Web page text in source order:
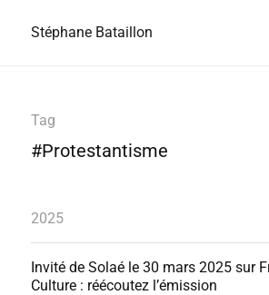
Stéphane Bataillon
Tag
#Protestantisme
2025
Invité de Solaé le 30 mars 2025 sur
Culture : réécoutez l’émission